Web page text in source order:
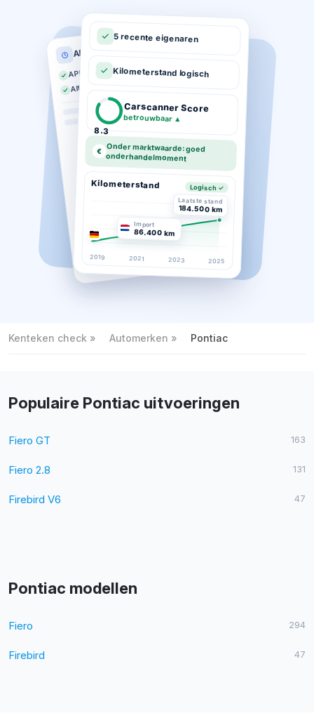
APK historie
APK geldig tot 03-2026
Altijd op tijd gekeurd
5 recente eigenaren
Kilometerstand logisch
8.3
Carscanner Score
betrouwbaar ▲
€ Onder marktwaarde: goed
onderhandelmoment
Kilometerstand Logisch ✓
Laatste stand
184.500 km
Import
86.400 km
2019 2021 2023 2025
Kenteken check Automerken Pontiac
Populaire Pontiac uitvoeringen
Fiero GT 163
Fiero 2.8 131
Firebird V6 47
Pontiac modellen
Fiero 294
Firebird 47